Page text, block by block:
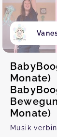
Monate)
Monate)
Musik